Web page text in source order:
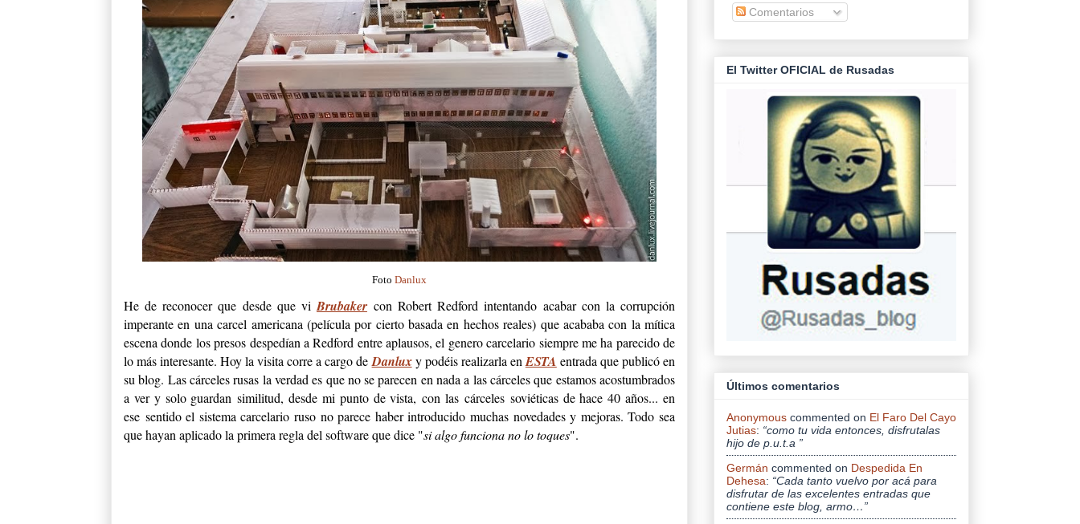
Foto Danlux
He de reconocer que desde que vi Brubakercon Robert Redford intentando acabar con la corrupción
imperante en una carcel americana (película por cierto basada en hechos reales) que acababa con la mítica
escena donde los presos despedían a Redford entre aplausos, el genero carcelario siempre me ha parecido de
lo más interesante. Hoy la visita corre a cargo de Danluxy podéis realizarla en ESTA entrada que publicó en
su blog. Las cárceles rusas la verdad es que no se parecen en nada a las cárceles que estamos acostumbrados
a ver y solo guardan similitud, desde mi punto de vista, con las cárceles soviéticas de hace 40 años... en
ese sentido el sistema carcelario ruso no parece haber introducido muchas novedades y mejoras. Todo sea
que hayan aplicado la primera regla del software que dice "si algo funciona no lo toques".
Comentarios
El Twitter OFICIAL de Rusadas
Últimos comentarios
Anonymous commented on El Faro Del Cayo
Jutias: “como tu vida entonces, disfrutalas
hijo de p.u.t.a ”
Germán commented on Despedida En
Dehesa: “Cada tanto vuelvo por acá para
disfrutar de las excelentes entradas que
contiene este blog, armo…”